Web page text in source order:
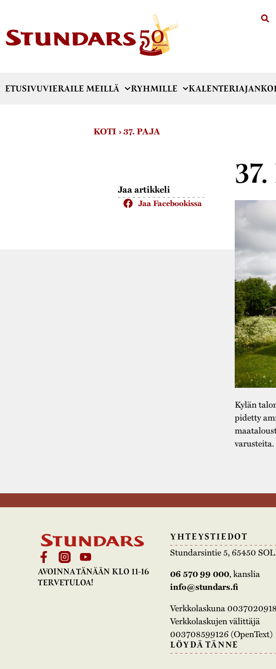
ETUSIVUVIERAILE MEILLÄ RYHMILLE KALENTERI
KOTI ›37. PAJA
Jaa artikkeli
Jaa Facebookissa
Kylän
pidetty
varusteita.
AVOINNA TÄNÄÄN KLO 11-16
TERVETULOA!
YHTEYSTIEDOT
Stundarsintie 5, 65450
06 570 99 000, kanslia
info@stundars.fi
Verkkolaskuna
Verkkolaskujen välittäjä
003708599126 (OpenText)
LÖYDÄ TÄNNE